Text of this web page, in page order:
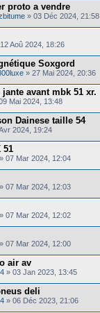
proto a vendre
» 03 Déc 2024, 21:58
Aoû 2024, 18:26
Soxgord
» 27 Mai 2024, 20:36
jante avant mbk 51 xr.
Mai 2024, 13:48
Dainese taille 54
2024, 19:24
51
» 07 Mar 2024, 12:04
» 07 Mar 2024, 12:03
» 07 Mar 2024, 12:02
» 07 Mar 2024, 12:00
air av
» 03 Jan 2023, 13:45
deli
» 06 Déc 2023, 21:06